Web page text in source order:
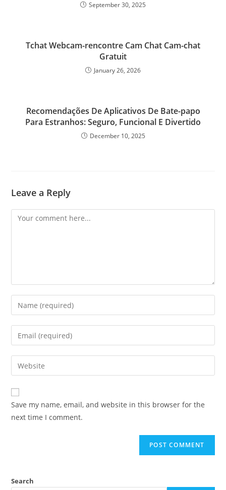
September 30, 2025
Tchat Webcam-rencontre Cam Chat Cam-chat
Gratuit
January 26, 2026
Recomendações De Aplicativos De Bate-papo
Para Estranhos: Seguro, Funcional E Divertido
December 10, 2025
Leave a Reply
Comment
Enter
your
name
comment
Enter
your
email
address
comment
Enter
your
website
URL
(optional)
Save my name, email, and website in this browser for the
next time I comment.
Search